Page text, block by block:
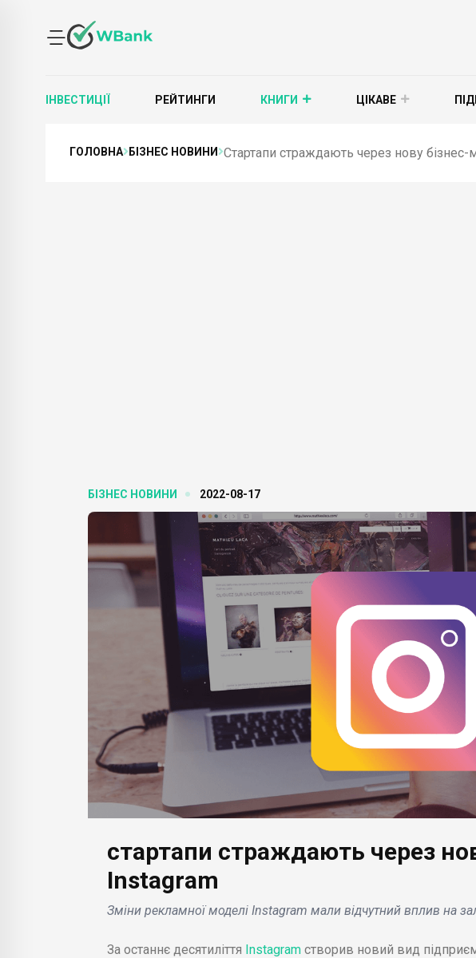
ІНВЕСТИЦІЇ РЕЙТИНГИ КНИГИ ЦІКАВЕ
ГОЛОВНА БІЗНЕС НОВИНИ Стартапи страждають через нову бізнес-
БІЗНЕС НОВИНИ 2022-08-17
стартапи страждають через
Instagram
Зміни рекламної моделі Instagram мали відчутний вплив на
За останнє десятиліття Instagram створив новий вид
БІЗНЕС НОВИНИ
Новий HBO Max анонсує
супер-пропозицію у
вигляді тисячі
додаткових шоу без
вимог доплати .
БІЗНЕС НОВИНИ
Аукціонний дім
Sotheby's анонсував
пропозицію щодо
сек'юритизації
особистих позик для
заможних клієнтів .